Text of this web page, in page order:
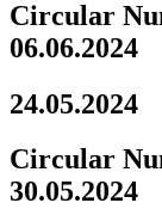
Circular
06.06.2024
24.05.2024
Circular
30.05.2024